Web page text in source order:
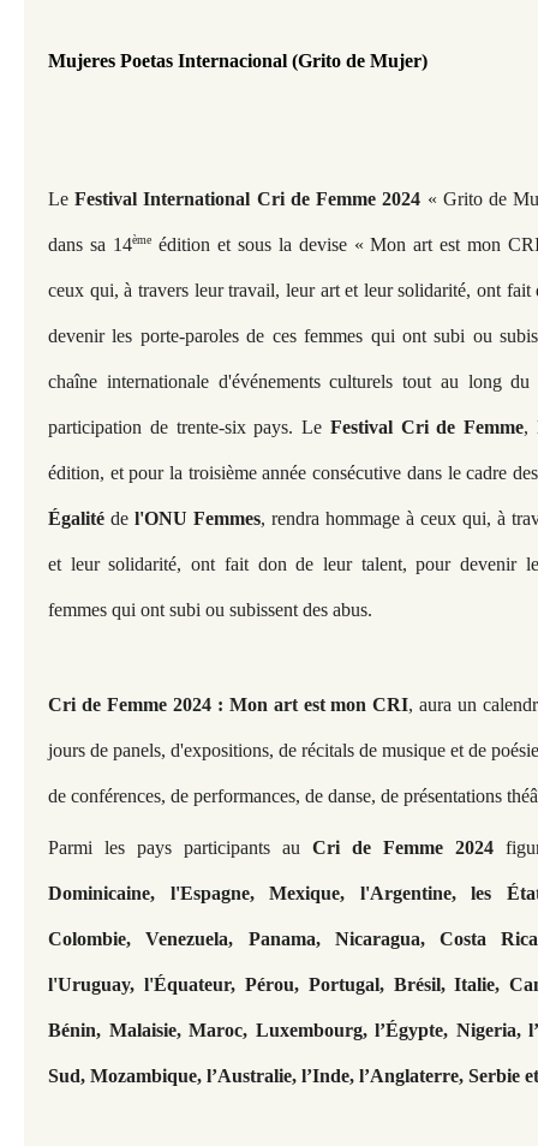
Mujeres Poetas Internacional (Grito de Mujer)
Le Festival International Cri de Femme 2024 « Grito de
dans sa 14ème édition et sous la devise « Mon art est mon
ceux qui, à travers leur travail, leur art et leur solidarité, ont fait
devenir les porte-paroles de ces femmes qui ont subi ou
chaîne internationale d'événements culturels tout au long
participation de trente-six pays. Le Festival Cri de Femme,
édition, et pour la troisième année consécutive dans le cadre
Égalité de l'ONU Femmes, rendra hommage à ceux qui, à
et leur solidarité, ont fait don de leur talent, pour devenir
femmes qui ont subi ou subissent des abus.
Cri de Femme 2024 : Mon art est mon CRI, aura un
jours de panels, d'expositions, de récitals de musique et de
de conférences, de performances, de danse, de présentations
Parmi les pays participants au Cri de Femme 2024
Dominicaine, l'Espagne, Mexique, l'Argentine, les
Colombie, Venezuela, Panama, Nicaragua, Costa
l'Uruguay, l'Équateur, Pérou, Portugal, Brésil, Italie,
Bénin, Malaisie, Maroc, Luxembourg, l’Égypte, Nigeria,
Sud, Mozambique, l’Australie, l’Inde, l’Anglaterre, Serbie